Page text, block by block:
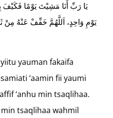
يَا رَبِّ أَنَا مَشِيْتَ يَوْمًا
يَوْمِ وَاحِدٍ، اَللَّهُمَّ خَفِّفْ عَنْهُ مِنْ
yauman fakaifa
‘aamin fii yaumi
‘anhu min tsaqlihaa.
tsaqlihaa wahmil